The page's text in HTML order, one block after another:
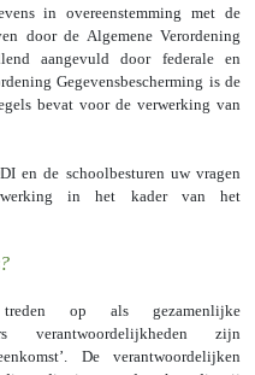
in overeenstemming met de
door de Algemene Verordening
aangevuld door federale en
Gegevensbescherming is de
bevat voor de verwerking van
en de schoolbesturen uw vragen
in het kader van het
op als gezamenlijke
verantwoordelijkheden zijn
De verantwoordelijken